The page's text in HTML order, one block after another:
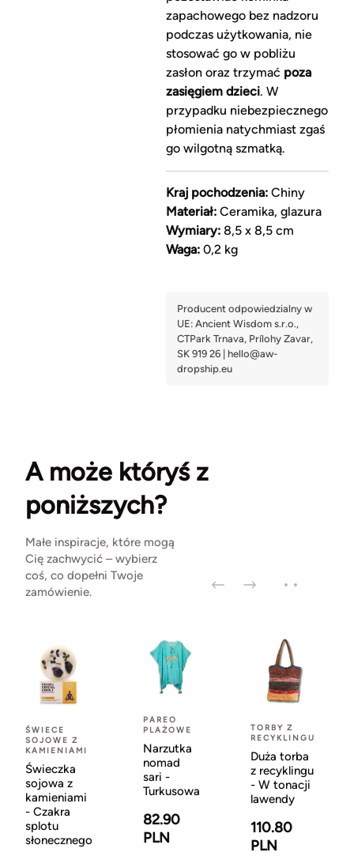
zapachowego bez nadzoru
podczas użytkowania, nie
stosować go w pobliżu
zasłon oraz trzymać poza
zasięgiem dzieci. W
przypadku niebezpiecznego
płomienia natychmiast zgaś
go wilgotną szmatką.
Kraj pochodzenia:Chiny
Materiał:Ceramika, glazura
Wymiary:8,5 x 8,5 cm
Waga:0,2 kg
A może któryś z
poniższych?
Małe inspiracje, które mogą
Cię zachwycić – wybierz
coś, co dopełni Twoje
zamówienie.
ŚWIECE
SOJOWE Z
KAMIENIAMI
Świeczka
sojowa z
kamieniami
- Czakra
splotu
słonecznego
PAREO
PLAŻOWE
Narzutka
nomad
sari -
Turkusowa
82.90
PLN
TORBY Z
RECYKLINGU
Duża torba
z recyklingu
- W tonacji
lawendy
110.80
PLN